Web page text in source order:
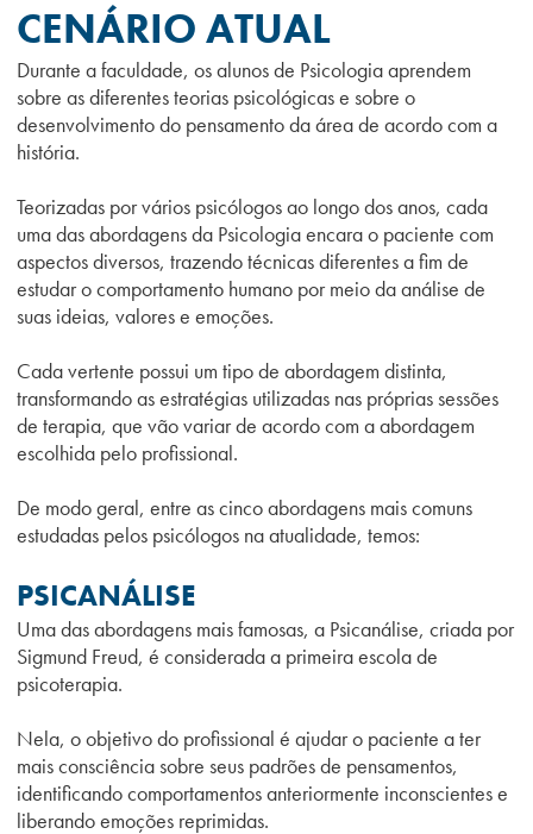
CENÁRIO ATUAL
Durante a faculdade, os alunos de Psicologia aprendem
sobre as diferentes teorias psicológicas e sobre o
desenvolvimento do pensamento da área de acordo com a
história.
Teorizadas por vários psicólogos ao longo dos anos, cada
uma das abordagens da Psicologia encara o paciente com
aspectos diversos, trazendo técnicas diferentes a fim de
estudar o comportamento humano por meio da análise de
suas ideias, valores e emoções.
Cada vertente possui um tipo de abordagem distinta,
transformando as estratégias utilizadas nas próprias sessões
de terapia, que vão variar de acordo com a abordagem
escolhida pelo profissional.
De modo geral, entre as cinco abordagens mais comuns
estudadas pelos psicólogos na atualidade, temos:
PSICANÁLISE
Uma das abordagens mais famosas, a Psicanálise, criada por
Sigmund Freud, é considerada a primeira escola de
psicoterapia.
Nela, o objetivo do profissional é ajudar o paciente a ter
mais consciência sobre seus padrões de pensamentos,
identificando comportamentos anteriormente inconscientes e
liberando emoções reprimidas.